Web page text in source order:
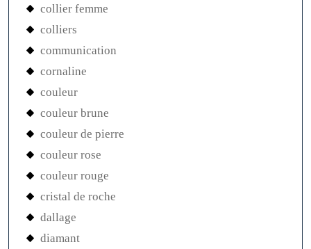
collier femme
colliers
communication
cornaline
couleur
couleur brune
couleur de pierre
couleur rose
couleur rouge
cristal de roche
dallage
diamant